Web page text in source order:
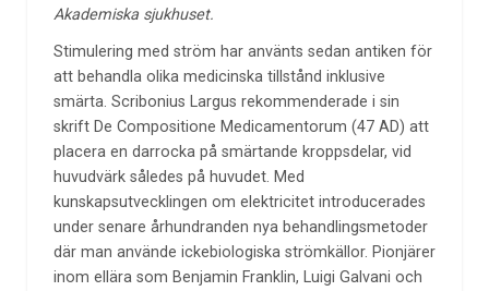
Akademiska sjukhuset.
Stimulering med ström har använts sedan antiken för
att behandla olika medicinska tillstånd inklusive
smärta. Scribonius Largus rekommenderade i sin
skrift De Compositione Medicamentorum (47 AD) att
placera en darrocka på smärtande kroppsdelar, vid
huvudvärk således på huvudet. Med
kunskapsutvecklingen om elektricitet introducerades
under senare århundranden nya behandlingsmetoder
där man använde ickebiologiska strömkällor. Pionjärer
inom ellära som Benjamin Franklin, Luigi Galvani och